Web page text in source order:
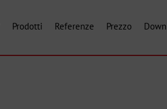
Prodotti Referenze Prezzo